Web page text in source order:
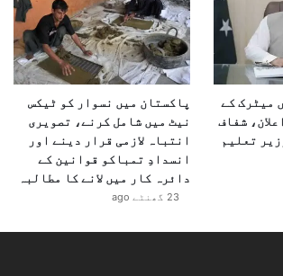
میٹرک کے
شفاف
تعلیم
پاکستان میں نسوار کو ٹیکس
نیٹ میں شامل کرنے، تصویری
انتباہ لازمی قرار دینے اور
انسدادِ تمباکو قوانین کے
دائرہ کار میں لانے کا مطالبہ
23 گھنٹے ago